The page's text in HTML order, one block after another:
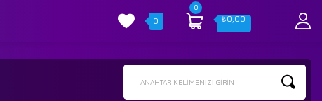
ANAHTAR KELIMENIZI GIRIN
0
0
₺0,00